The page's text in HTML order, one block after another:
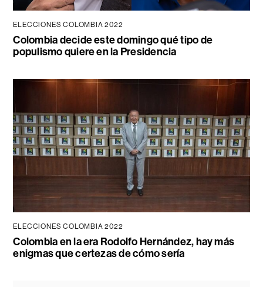
ELECCIONES COLOMBIA 2022
Colombia decide este domingo qué tipo de
populismo quiere en la Presidencia
ELECCIONES COLOMBIA 2022
Colombia en la era Rodolfo Hernández, hay más
enigmas que certezas de cómo sería